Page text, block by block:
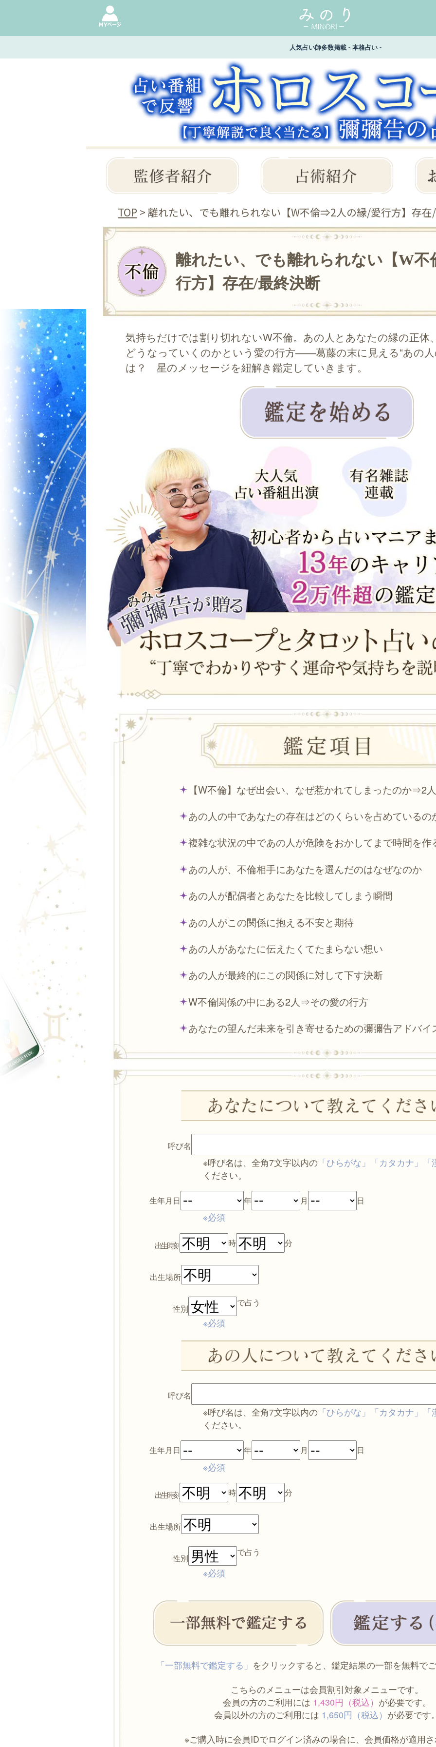
人気占い師多数掲載 - 本格占い -
TOP > 離れたい、でも離れられない【W不倫⇒2人の縁/愛行方】存
離れたい、でも離れられない【W
行方】存在/最終決断
気持ちだけでは割り切れないW不倫。あの人とあなたの縁の正体
どうなっていくのかという愛の行方――葛藤の末に見える“あの人
は？ 星のメッセージを紐解き鑑定していきます。
【W不倫】なぜ出会い、なぜ惹かれてしまったのか⇒2
あの人の中であなたの存在はどのくらいを占めているの
複雑な状況の中であの人が危険をおかしてまで時間を作
あの人が、不倫相手にあなたを選んだのはなぜなのか
あの人が配偶者とあなたを比較してしまう瞬間
あの人がこの関係に抱える不安と期待
あの人があなたに伝えたくてたまらない想い
あの人が最終的にこの関係に対して下す決断
W不倫関係の中にある2人⇒その愛の行方
あなたの望んだ未来を引き寄せるための彌彌告アドバイ
呼び名
※呼び名は、全角7文字以内の「ひらがな」「カタカナ」「
ください。
生年月日 年 月 日
※必須
出生時刻 時 分
出生場所
性別
で占う
※必須
呼び名
※呼び名は、全角7文字以内の「ひらがな」「カタカナ」「
ください。
生年月日 年 月 日
※必須
出生時刻 時 分
出生場所
性別
で占う
※必須
「一部無料で鑑定する」 をクリックすると、鑑定結果の一部を無料で
こちらのメニューは会員割引対象メニューです。
会員の方のご利用には 1,430円（税込） が必要です。
会員以外の方のご利用には 1,650円（税込） が必要です
※ご購入時に会員IDでログイン済みの場合に、会員価格が適用